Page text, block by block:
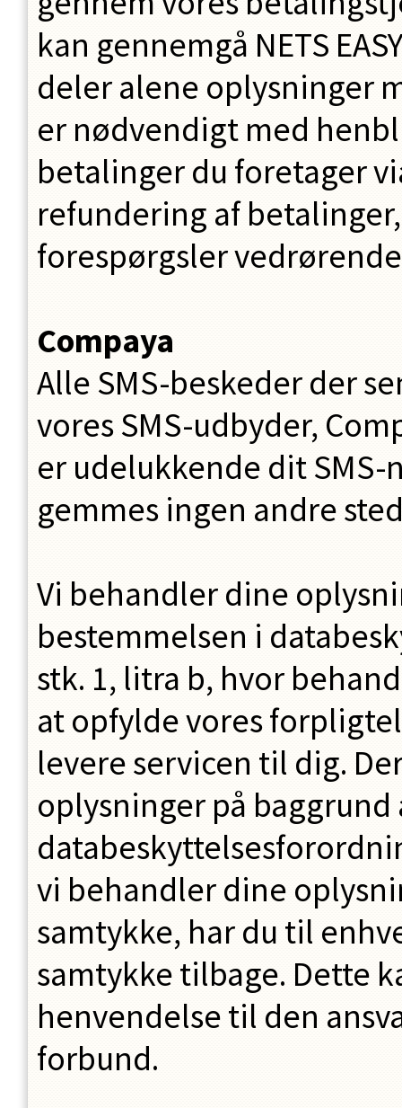
kan gennemgå NETS
deler alene oplysninger
er nødvendigt med
betalinger du foretager
refundering af
forespørgsler
Compaya
Alle SMS-beskeder der
vores SMS-udbyder,
er udelukkende dit
gemmes ingen andre
Vi behandler dine
bestemmelsen i
stk. 1, litra b, hvor
at opfylde vores
levere servicen til dig.
oplysninger på
vi behandler dine
samtykke, har du til
samtykke tilbage. Dette
henvendelse til den
forbund.